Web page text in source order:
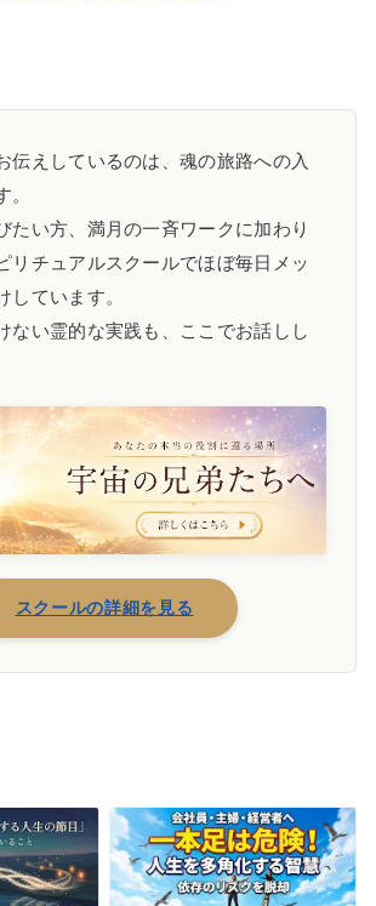
伝えしているのは、魂の旅路への入
。
たい方、満月の一斉ワークに加わり
リチュアルスクールでほぼ毎日メッ
しています。
ない霊的な実践も、ここでお話しし
スクールの詳細を見る